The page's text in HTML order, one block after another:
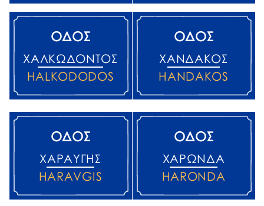
ΟΔΟΣ
ΧΑΛΚΏΔΟΝΤΟΣ
HALKODODOS
ΟΔΟΣ
ΧΆΝΔΑΚΟΣ
HANDAKOS
ΟΔΟΣ
ΧΑΡΑΥΓΉΣ
HARAVGIS
ΟΔΟΣ
ΧΑΡΏΝΔΑ
HARONDA